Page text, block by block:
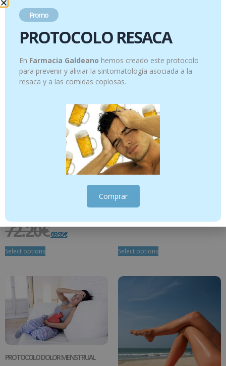
Un protocolo pensado para acompañar, regular y
equilibrar, siempre como apoyo nutricional y dentro de un
abordaje personalizado.
Productos relacionados
72.20€69.95€
Select options
PACK TOS SECA
Select options
PROTOCOLO DOLOR MENSTRUAL
Promo
PROTOCOLO RESACA
En Farmacia Galdeano hemos creado este protocolo
para prevenir y aliviar la sintomatología asociada a la
resaca y a las comidas copiosas.
Comprar